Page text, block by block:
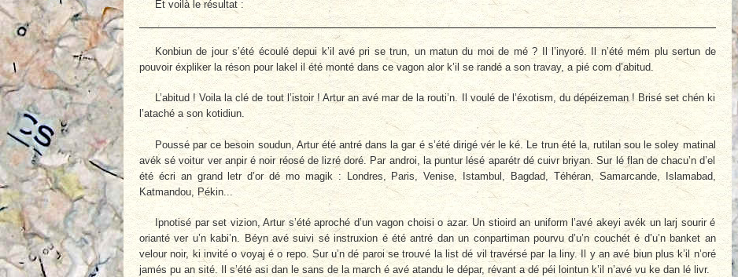
Et voilà le résultat :
Konbiun de jour s’été écoulé depui k’il avé pri se trun, un matun du moi de mé ? Il l’inyoré. Il n’été mém plu sertun de
pouvoir éxpliker la réson pour lakel il été monté dans ce vagon alor k’il se randé a son travay, a pié com d’abitud.
L’abitud ! Voila la clé de tout l’istoir ! Artur an avé mar de la routi’n. Il voulé de l’éxotism, du dépéizeman ! Brisé set chén ki
l’ataché a son kotidiun.
Poussé par ce besoin soudun, Artur été antré dans la gar é s’été dirigé vér le ké. Le trun été la, rutilan sou le soley matinal
avék sé voitur ver anpir é noir réosé de lizré doré. Par androi, la puntur lésé aparétr dé cuivr briyan. Sur lé flan de chacu’n d’el
été écri an grand letr d’or dé mo magik : Londres, Paris, Venise, Istambul, Bagdad, Téhéran, Samarcande, Islamabad,
Katmandou, Pékin...
Ipnotisé par set vizion, Artur s’été aproché d’un vagon choisi o azar. Un stioird an uniform l’avé akeyi avék un larj sourir é
orianté ver u’n kabi’n. Béyn avé suivi sé instruxion é été antré dan un conpartiman pourvu d’u’n couchét é d’u’n banket an
velour noir, ki invité o voyaj é o repo. Sur u’n dé paroi se trouvé la list dé vil travérsé par la liny. Il y an avé biun plus k’il n’oré
jamés pu an sité. Il s’été asi dan le sans de la march é avé atandu le dépar, révant a dé péi lointun k’il n’avé vu ke dan lé livr.